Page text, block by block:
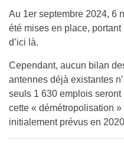
Au 1er septembre 2024, 6
été mises en place,
d’ici là.
Cependant, aucun bilan
antennes déjà existantes
seuls 1 630 emplois
cette « démétropolisation
initialement prévus en